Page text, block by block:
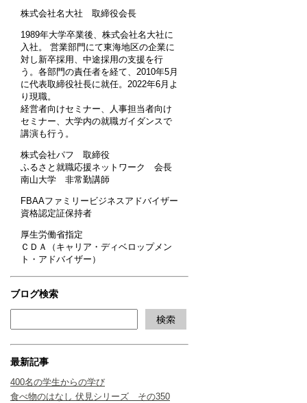
株式会社名大社 取締役会長
1989年大学卒業後、株式会社名大社に
入社。 営業部門にて東海地区の企業に
対し新卒採用、中途採用の支援を行
う。各部門の責任者を経て、2010年5月
に代表取締役社長に就任。2022年6月よ
り現職。
経営者向けセミナー、人事担当者向け
セミナー、大学内の就職ガイダンスで
講演も行う。
株式会社パフ 取締役
ふるさと就職応援ネットワーク 会長
南山大学 非常勤講師
FBAAファミリービジネスアドバイザー
資格認定証保持者
厚生労働省指定
ＣＤＡ（キャリア・ディベロップメン
ト・アドバイザー）
ブログ検索
最新記事
400名の学生からの学び
食べ物のはなし 伏見シリーズ その350